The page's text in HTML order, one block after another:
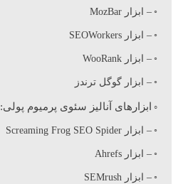
ن – ابزار MozBar
– ابزار SEOWorkers
– ابزار WooRank
– ابزار گوگل ترندز
ابزارهای آنالیز سئوی پرمیوم پولی:
– ابزار Screaming Frog SEO Spider
– ابزار Ahrefs
– ابزار SEMrush